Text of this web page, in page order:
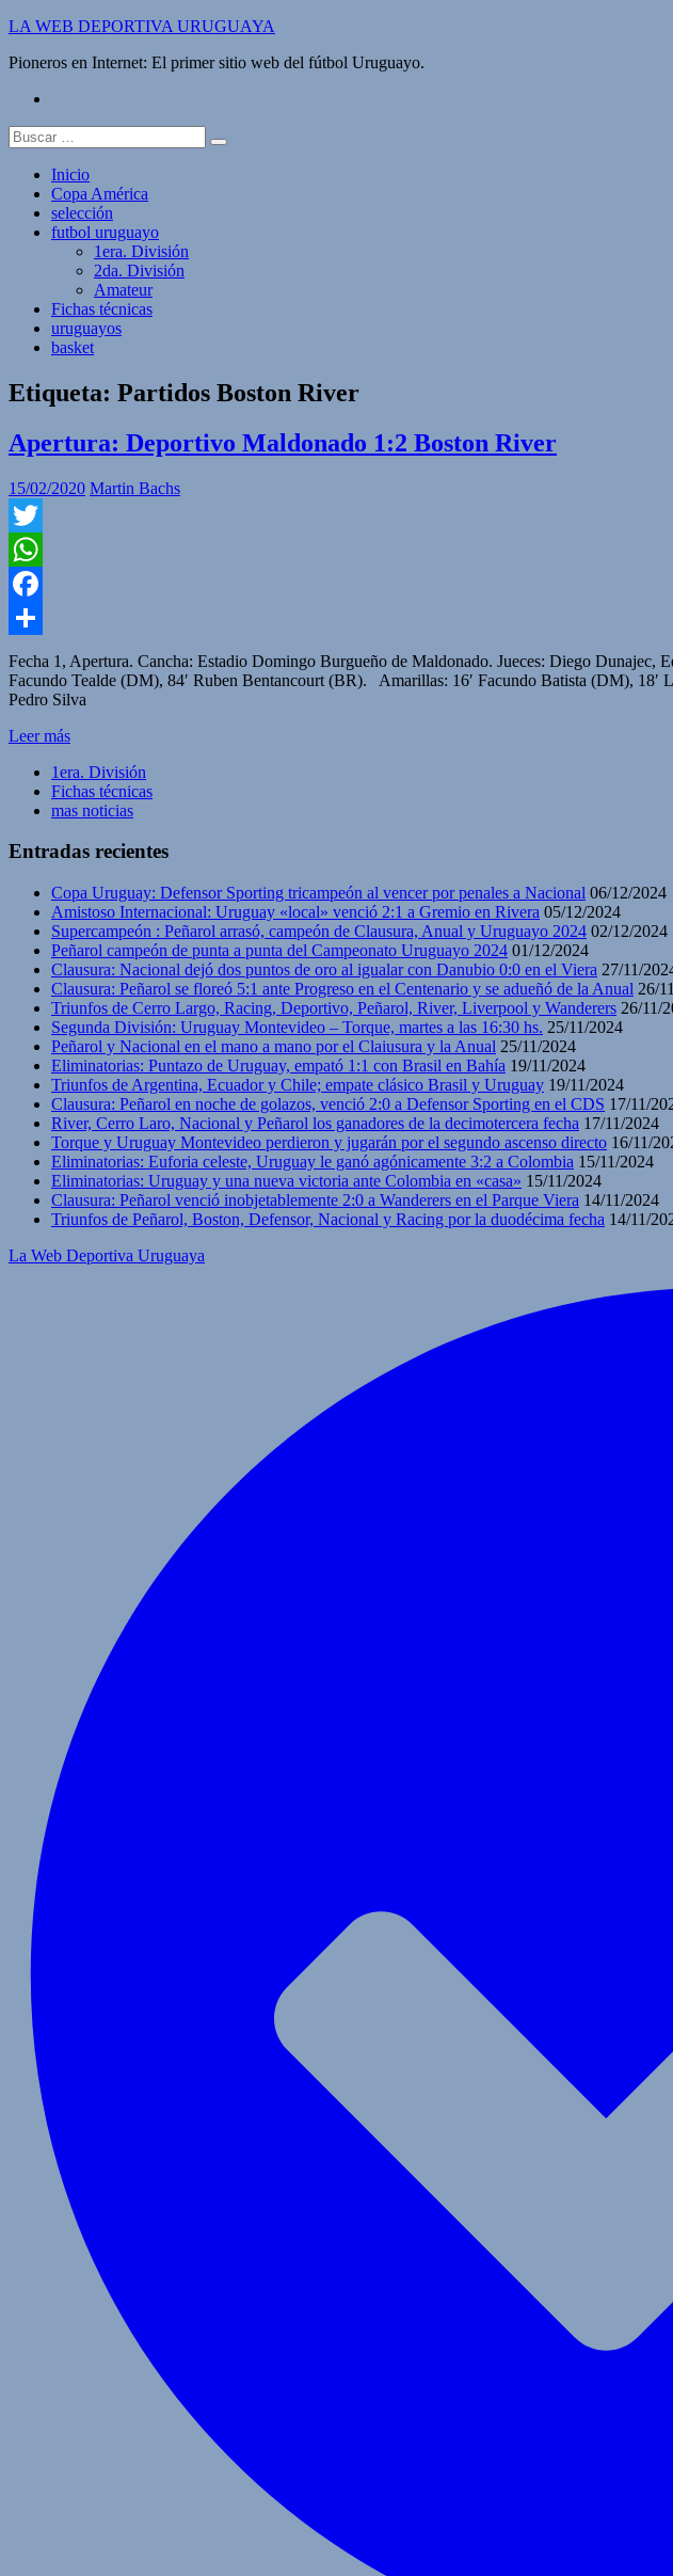
Saltar
contenido
LA WEB DEPORTIVA URUGUAYA
Pioneros en Internet: El primer sitio web del fútbol Uruguayo.
Buscar:
Inicio
Copa América
selección
futbol uruguayo
1era. División
2da. División
Amateur
Fichas técnicas
uruguayos
basket
Etiqueta: Partidos Boston River
Apertura: Deportivo Maldonado 1:2 Boston River
15/02/2020 Martin Bachs
Twitter
WhatsApp
Facebook
Compartir
Fecha 1, Apertura. Cancha: Estadio Domingo Burgueño de Maldonado. Jueces: Diego
Facundo Tealde (DM), 84′ Ruben Bentancourt (BR). Amarillas: 16′ Facundo Batista (DM), 18′
Pedro Silva
Leer más
1era. División
Fichas técnicas
mas noticias
Entradas recientes
Copa Uruguay: Defensor Sporting tricampeón al vencer por penales a Nacional 06/12/2024
Amistoso Internacional: Uruguay «local» venció 2:1 a Gremio en Rivera 05/12/2024
Supercampeón : Peñarol arrasó, campeón de Clausura, Anual y Uruguayo 2024 02/12/2024
Peñarol campeón de punta a punta del Campeonato Uruguayo 2024 01/12/2024
Clausura: Nacional dejó dos puntos de oro al igualar con Danubio 0:0 en el Viera 27/11/
Clausura: Peñarol se floreó 5:1 ante Progreso en el Centenario y se adueñó de la Anual 26/
Triunfos de Cerro Largo, Racing, Deportivo, Peñarol, River, Liverpool y Wanderers 26/11/
Segunda División: Uruguay Montevideo – Torque, martes a las 16:30 hs. 25/11/2024
Peñarol y Nacional en el mano a mano por el Claiusura y la Anual 25/11/2024
Eliminatorias: Puntazo de Uruguay, empató 1:1 con Brasil en Bahía 19/11/2024
Triunfos de Argentina, Ecuador y Chile; empate clásico Brasil y Uruguay 19/11/2024
Clausura: Peñarol en noche de golazos, venció 2:0 a Defensor Sporting en el CDS 17/11/
River, Cerro Laro, Nacional y Peñarol los ganadores de la decimotercera fecha 17/11/2024
Torque y Uruguay Montevideo perdieron y jugarán por el segundo ascenso directo 16/11/
Eliminatorias: Euforia celeste, Uruguay le ganó agónicamente 3:2 a Colombia 15/11/2024
Eliminatorias: Uruguay y una nueva victoria ante Colombia en «casa» 15/11/2024
Clausura: Peñarol venció inobjetablemente 2:0 a Wanderers en el Parque Viera 14/11/2024
Triunfos de Peñarol, Boston, Defensor, Nacional y Racing por la duodécima fecha 14/11/
La Web Deportiva Uruguaya